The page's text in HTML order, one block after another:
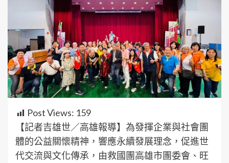
Post Views: 159
【記者吉雄世／高雄報導】為發揮企業與社會團
體的公益關懷精神，響應永續發展理念，促進世
代交流與文化傳承，由救國團高雄市團委會、旺